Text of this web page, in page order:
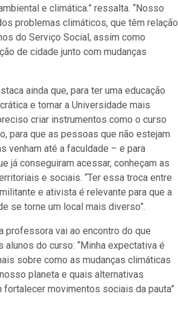
e climática.” ressalta. “Nosso
problemas climáticos, que têm relação
do Serviço Social, assim como
de cidade junto com mudanças
ainda que, para ter uma educação
e tornar a Universidade mais
criar instrumentos como o curso
para que as pessoas que não estejam
venham até a faculdade – e para
já conseguiram acessar, conheçam as
e sociais. “Ter essa troca entre
e ativista é relevante para que a
se torne um local mais diverso”.
professora vai ao encontro do que
alunos do curso: “Minha expectativa é
sobre como as mudanças climáticas
planeta e quais alternativas
movimentos sociais da pauta”